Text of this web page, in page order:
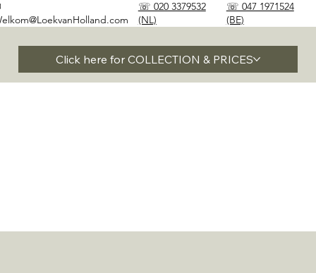
☏ 020 3379532
(NL)
☏ 047 1971524
(BE)
Click here for COLLECTION & PRICES